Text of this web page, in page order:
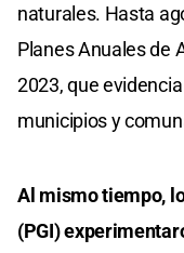
naturales. Hasta
Planes Anuales de
2023, que
municipios y
Al mismo tiempo,
(PGI)